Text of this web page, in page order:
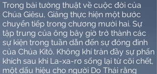
Trong bài tường thuật về cuộc đời của
Chúa Giêsu, Giăng thực hiện một bước
chuyển tiếp trong chương mười hai. Sự
tập trung của ông bây giờ trở thành các
sự kiện trong tuần dẫn đến sự đóng đinh
của Chúa Kitô. Không khí tràn đầy sự phấn
khích sau khi La-xa-rơ sống lại từ cõi chết,
một dấu hiệu cho người Do Thái rằng